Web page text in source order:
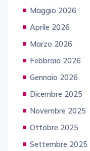
Maggio 2026
Aprile 2026
Marzo 2026
Febbraio 2026
Gennaio 2026
Dicembre 2025
Novembre 2025
Ottobre 2025
Settembre 2025